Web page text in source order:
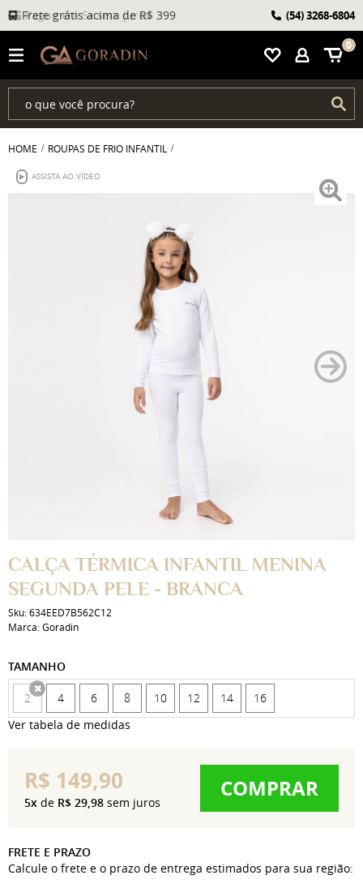
0
Frete grátis acima de R$ 399 (54)3268-6804
HOME ROUPAS DE FRIO INFANTIL
CALÇA TÉRMICA INFANTIL MENINA
SEGUNDA PELE - BRANCA
Sku:634EED7B562C12
Marca:Goradin
ASSISTA AO VÍDEO
TAMANHO
2x 4 6 8 10 12 14
16
Ver tabela de medidas
R$ 149,90
5x de R$ 29,98 sem juros COMPRAR
FRETE E PRAZO
Calcule o frete e o prazo de entrega estimados para sua região: